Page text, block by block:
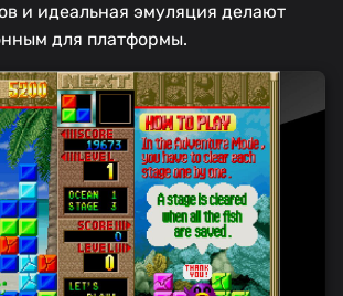
и идеальная эмуляция делают
для платформы.